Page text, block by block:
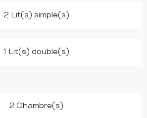
2 Lit(s) simple(s)
1 Lit(s) double(s)
2 Chambre(s)